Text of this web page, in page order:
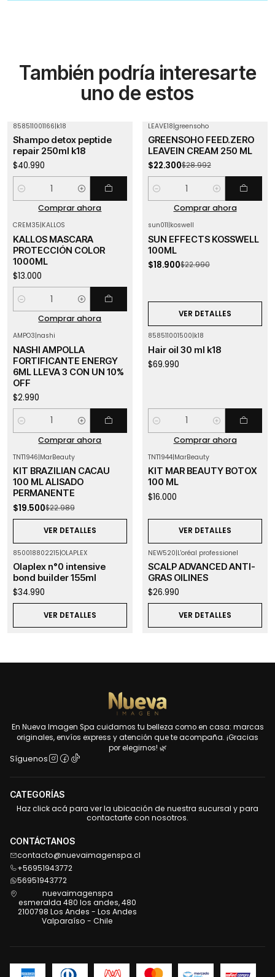
También podría interesarte
uno de estos
858511001166|k18
Shampo detox peptide
repair 250ml k18
$40.990
Cantidad
Comprar ahora
OFF
LEAVE18|greensoho
GREENSOHO FEED.ZERO
LEAVEIN CREAM 250 ML
$22.300$28.992
Cantidad
Comprar ahora
CREM35|KALLOS
KALLOS MASCARA
PROTECCIÓN COLOR
1000ML
$13.000
Cantidad
Comprar ahora
Agotado
sun011|koswell
SUN EFFECTS KOSSWELL
100ML
$18.900$22.990
VER DETALLES
AMPO3|nashi
NASHI AMPOLLA
FORTIFICANTE ENERGY
6ML LLEVA 3 CON UN 10%
OFF
$2.990
Cantidad
Comprar ahora
858511001500|k18
Hair oil 30 ml k18
$69.990
Cantidad
Comprar ahora
Agotado
TNT1946|MarBeauty
KIT BRAZILIAN CACAU
100 ML ALISADO
PERMANENTE
$19.500$22.989
VER DETALLES
TNT1944|MarBeauty
KIT MAR BEAUTY BOTOX
100 ML
$16.000
VER DETALLES
850018802215|OLAPLEX
Olaplex n°0 intensive
bond builder 155ml
$34.990
VER DETALLES
NEW520|L'oréal professionel
SCALP ADVANCED ANTI-
GRAS OILINES
$26.990
VER DETALLES
En Nueva Imagen Spa cuidamos tu belleza como en casa: marcas
originales, envíos express y atención que te acompaña. ¡Gracias
por elegirnos! 🌿
Síguenos
CATEGORÍAS
Haz click acá para ver la ubicación de nuestra sucursal y para
contactarte con nosotros.
CONTÁCTANOS
contacto@nuevaimagenspa.cl
+56951943772
56951943772
nuevaimagenspa
esmeralda 480 los andes, 480
2100798 Los Andes - Los Andes
Valparaíso - Chile